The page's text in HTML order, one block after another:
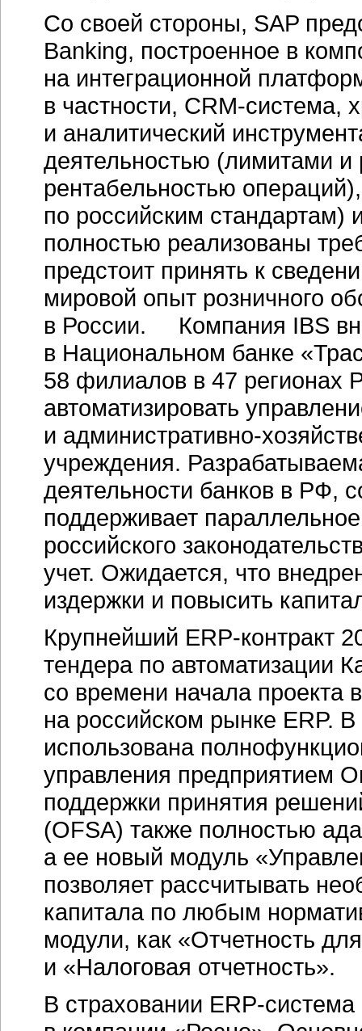
Со своей стороны, SAP
Banking, построенное в
на интеграционной
в частности, CRM-система,
и аналитический
деятельностью (лимитами
рентабельностью
по российским
полностью реализованы
предстоит принять к
мировой опыт розничного
в России. Компания IBS
в Национальном банке
58 филиалов в 47 регионах
автоматизировать
и административно-
учреждения.
деятельности банков в РФ,
поддерживает
российского
учет. Ожидается, что
издержки и повысить
Крупнейший ERP-контракт
тендера по автоматизации
со времени начала проекта
на российском рынке ERP.
использована
управления предприятием
поддержки принятия
(OFSA) также полностью
а ее новый модуль
позволяет рассчитывать
капитала по любым
модули, как «Отчетность
и «Налоговая отчетность».
В страховании ERP-система